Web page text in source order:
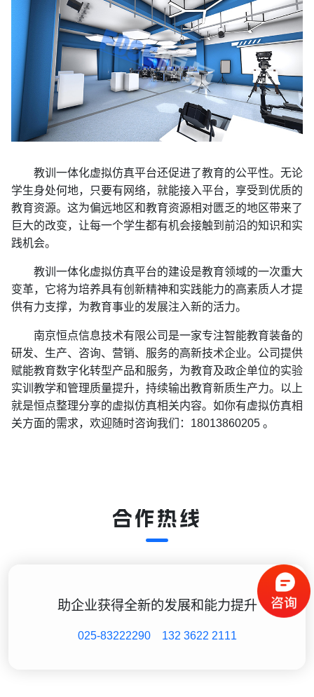
教训一体化虚拟仿真平台还促进了教育的公平性。无论
学生身处何地，只要有网络，就能接入平台，享受到优质的
教育资源。这为偏远地区和教育资源相对匮乏的地区带来了
巨大的改变，让每一个学生都有机会接触到前沿的知识和实
践机会。
教训一体化虚拟仿真平台的建设是教育领域的一次重大
变革，它将为培养具有创新精神和实践能力的高素质人才提
供有力支撑，为教育事业的发展注入新的活力。
南京恒点信息技术有限公司是一家专注智能教育装备的
研发、生产、咨询、营销、服务的高新技术企业。公司提供
赋能教育数字化转型产品和服务，为教育及政企单位的实验
实训教学和管理质量提升，持续输出教育新质生产力。以上
就是恒点整理分享的虚拟仿真相关内容。如你有虚拟仿真相
关方面的需求，欢迎随时咨询我们：18013860205 。
合作热线
助企业获得全新的发展和能力提升
025-83222290 132 3622 2111